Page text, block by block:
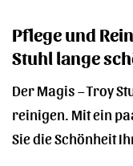
Pflege und
Stuhl lange
Der Magis – Troy
reinigen. Mit ein
Sie die Schönheit